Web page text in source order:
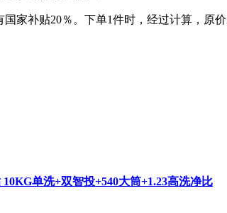
家补贴20％。下单1件时，经过计算，原
单洗+双智投+540大筒+1.23高洗净比